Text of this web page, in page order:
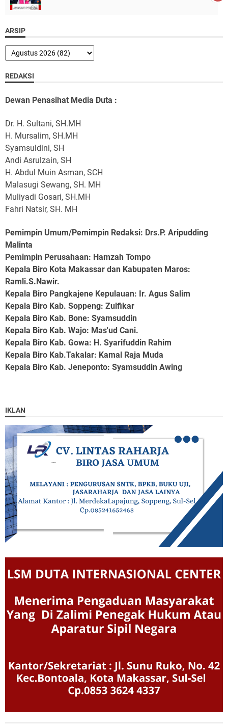
ARSIP
REDAKSI
Dewan Penasihat Media Duta :
Dr. H. Sultani, SH.MH
H. Mursalim, SH.MH
Syamsuldini, SH
Andi Asrulzain, SH
H. Abdul Muin Asman, SCH
Malasugi Sewang, SH. MH
Muliyadi Gosari, SH.MH
Fahri Natsir, SH. MH
Pemimpin Umum/Pemimpin Redaksi: Drs.P. Aripudding
Malinta
Pemimpin Perusahaan: Hamzah Tompo
Kepala Biro Kota Makassar dan Kabupaten Maros:
Ramli.S.Nawir.
Kepala Biro Pangkajene Kepulauan: Ir. Agus Salim
Kepala Biro Kab. Soppeng: Zulfikar
Kepala Biro Kab. Bone: Syamsuddin
Kepala Biro Kab. Wajo: Mas'ud Cani.
Kepala Biro Kab. Gowa: H. Syarifuddin Rahim
Kepala Biro Kab.Takalar: Kamal Raja Muda
Kepala Biro Kab. Jeneponto: Syamsuddin Awing
IKLAN